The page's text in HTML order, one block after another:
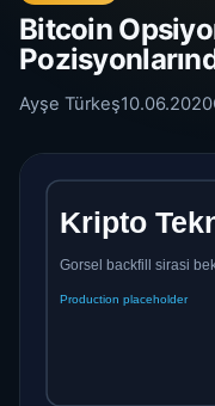
Bitcoin
Ayşe Türkeş10.06.2020